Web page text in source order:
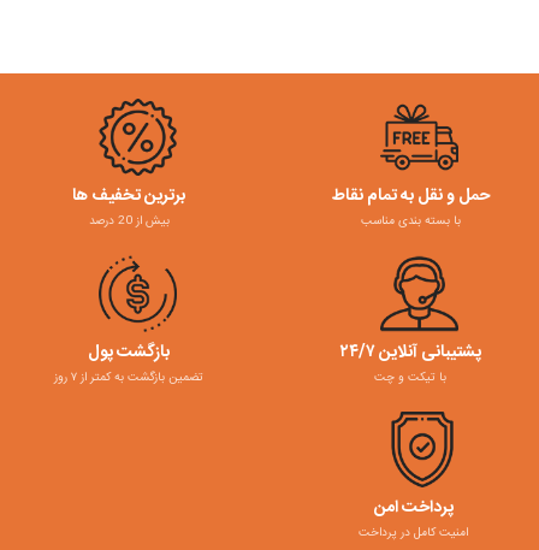
حمل و نقل به تمام نقاط
با بسته بندی مناسب
برترین تخفیف ها
بیش از 20 درصد
پشتیبانی آنلاین ۲۴/۷
با تیکت و چت
بازگشت پول
تضمین بازگشت به کمتر از ۷ روز
پرداخت امن
امنیت کامل در پرداخت